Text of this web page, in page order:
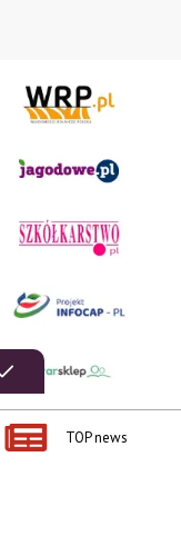
TOP news